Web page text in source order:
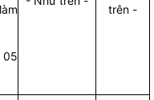
trên -